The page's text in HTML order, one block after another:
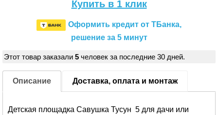
Купить в 1 клик
Оформить кредит от ТБанка,
решение за 5 минут
Этот товар заказали 5 человек за последние 30 дней.
Описание Доставка, оплата и монтаж
Детская площадка Савушка Тусун 5 для дачи или